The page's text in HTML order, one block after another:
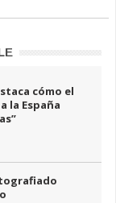
cómo el
la España